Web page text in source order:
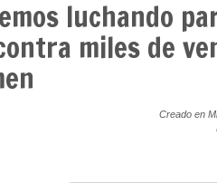
luchando
miles de
Creado en